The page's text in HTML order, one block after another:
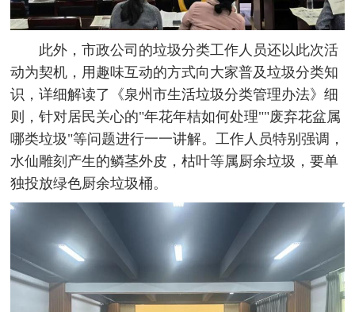
此外，市政公司的垃圾分类工作人员还以此次活
动为契机，用趣味互动的方式向大家普及垃圾分类知
识，详细解读了《泉州市生活垃圾分类管理办法》细
则，针对居民关心的"年花年桔如何处理""废弃花盆属
哪类垃圾"等问题进行一一讲解。工作人员特别强调，
水仙雕刻产生的鳞茎外皮，枯叶等属厨余垃圾，要单
独投放绿色厨余垃圾桶。